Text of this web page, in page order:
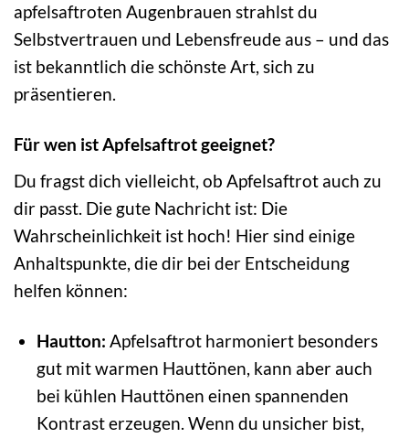
apfelsaftroten Augenbrauen strahlst du
Selbstvertrauen und Lebensfreude aus – und das
ist bekanntlich die schönste Art, sich zu
präsentieren.
Für wen ist Apfelsaftrot geeignet?
Du fragst dich vielleicht, ob Apfelsaftrot auch zu
dir passt. Die gute Nachricht ist: Die
Wahrscheinlichkeit ist hoch! Hier sind einige
Anhaltspunkte, die dir bei der Entscheidung
helfen können:
Hautton: Apfelsaftrot harmoniert besonders
gut mit warmen Hauttönen, kann aber auch
bei kühlen Hauttönen einen spannenden
Kontrast erzeugen. Wenn du unsicher bist,